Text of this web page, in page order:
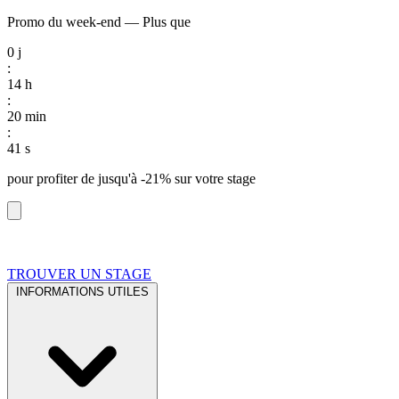
Promo du week-end — Plus que
0 j
:
14 h
:
20 min
:
40 s
pour profiter de jusqu'à -21% sur votre stage
TROUVER UN STAGE
INFORMATIONS UTILES